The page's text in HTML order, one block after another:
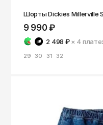
Шорты Dickies Millerville
9 990 ₽
2 498 ₽ × 4
29 30 31 32